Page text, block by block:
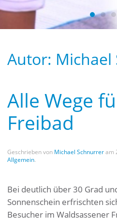
Autor:
Alle Wege
Freibad
Geschrieben von Michael Schnurreram
Allgemein.
Bei deutlich über 30 Grad
Sonnenschein erfrischten
Besucher im Waldsassener